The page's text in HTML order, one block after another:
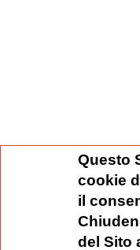
Questo
cookie
il
del Sito